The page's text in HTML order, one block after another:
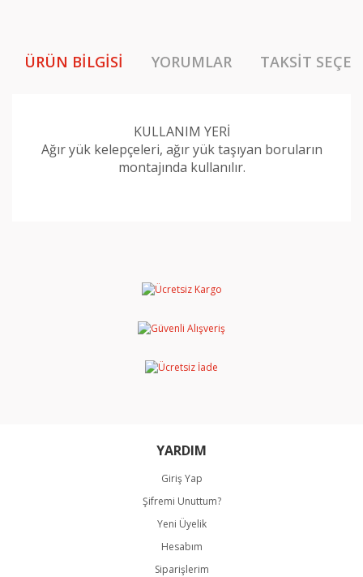
ÜRÜN BILGISI YORUMLAR TAKSIT
KULLANIM YERİ
Ağır yük kelepçeleri, ağır yük taşıyan boruların
montajında kullanılır.
Yorum Yaz
Ürün açıklamasında eksik bilgiler bulunuyor.
Gönder
YARDIM
Giriş Yap
Şifremi Unuttum?
Yeni Üyelik
Hesabım
Siparişlerim